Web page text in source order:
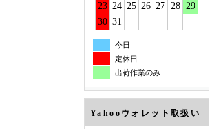
23 24 25 26 27 28 29
30 31
今日
定休日
出荷作業のみ
Yahooウォレット取扱い